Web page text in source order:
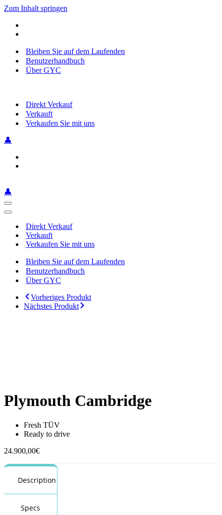
Zum Inhalt springen
Bleiben Sie auf dem Laufenden
Benutzerhandbuch
Über GYC
Direkt Verkauf
Verkauft
Verkaufen Sie mit uns
👤
👤
Navigationsmenü
Navigationsmenü
Direkt Verkauf
Verkauft
Verkaufen Sie mit uns
Bleiben Sie auf dem Laufenden
Benutzerhandbuch
Über GYC
Vorheriges Produkt
Nächstes Produkt
Plymouth Cambridge
Fresh TÜV
Ready to drive
24.900,00€
Description
Specs